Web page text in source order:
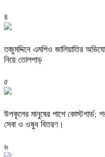
৪
তজুমদ্দিনে এমপিও জালিয়াতির
নিয়ে তোলপাড়
৫
উপকূলের মানুষের পাশে কোস্টগার্ড:
সেবা ও ওষুধ বিতরণ।
৬